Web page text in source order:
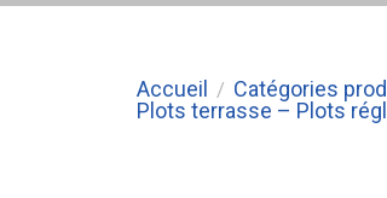
Accueil / Catégories
Plots terrasse – Plots